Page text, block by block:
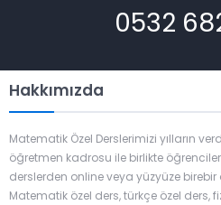
0532
Hakkımızda
Matematik Özel Derslerimizi yılların
öğretmen kadrosu ile birlikte
derslerden online veya yüzyüze birebir
Matematik özel ders, türkçe özel ders,